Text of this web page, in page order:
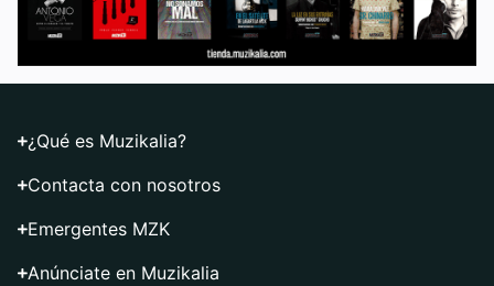
¿Qué es Muzikalia?
Contacta con nosotros
Emergentes MZK
Anúnciate en Muzikalia